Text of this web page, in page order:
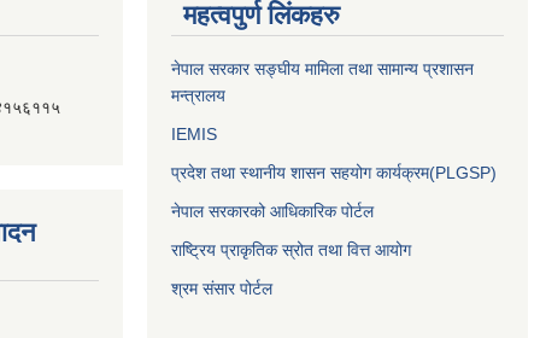
महत्वपुर्ण लिंकहरु
नेपाल सरकार सङ्घीय मामिला तथा सामान्य प्रशासन
मन्त्रालय
IEMIS
प्रदेश तथा स्थानीय शासन सहयोग कार्यक्रम(PLGSP)
नेपाल सरकारको आधिकारिक पोर्टल
राष्ट्रिय प्राकृतिक स्रोत तथा वित्त आयोग
श्रम संसार पोर्टल